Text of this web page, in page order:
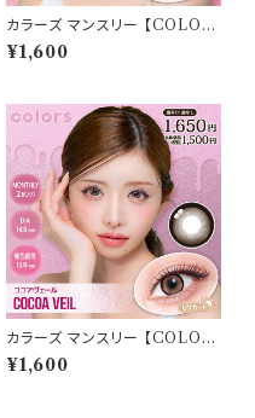
カラーズ マンスリー 【COLOR：
ハーフシルキーブラウン】 【1箱2
枚入】【 一条響 イメージモデル
ンタクトレンズ
¥1,600
カラーズ マンスリー 【COLOR：
ココアヴェール】 【1箱2枚入】【
一条響 イメージモデル 】 韓国
¥1,600